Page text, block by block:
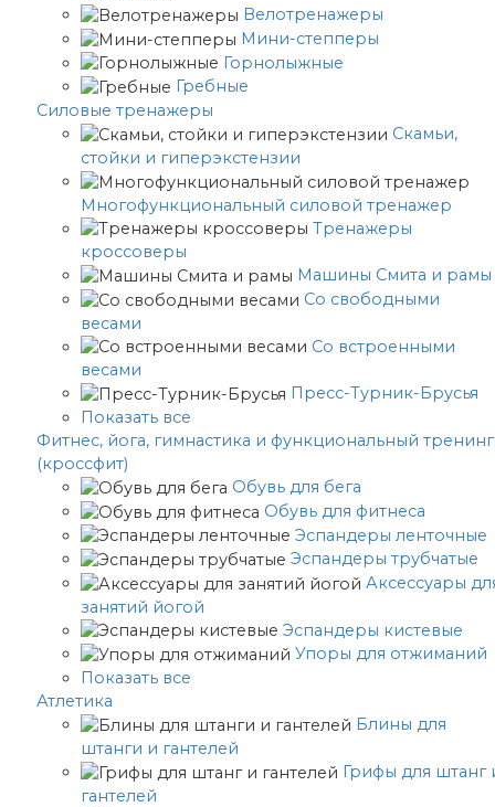
Велотренажеры
Мини-степперы
Горнолыжные
Гребные
Cиловые тренажеры
Скамьи,
стойки и гиперэкстензии
Многофункциональный силовой тренажер
Тренажеры
кроссоверы
Машины Смита и рамы
Со свободными
весами
Со встроенными
весами
Пресс-Турник-Брусья
Показать все
Фитнес, йога, гимнастика и функциональный тренинг
(кроссфит)
Обувь для бега
Обувь для фитнеса
Эспандеры ленточные
Эспандеры трубчатые
Аксессуары
занятий йогой
Эспандеры кистевые
Упоры для отжиманий
Показать все
Атлетика
Блины для
штанги и гантелей
Грифы для штанг
гантелей